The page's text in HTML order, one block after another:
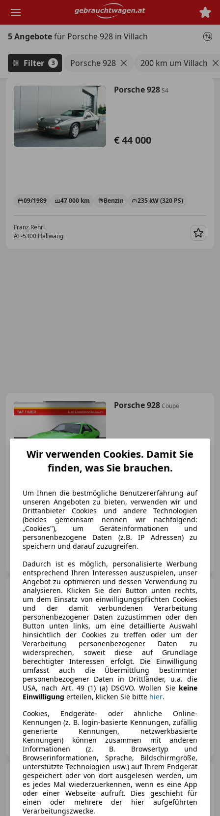
Hauptinhalt
5 Angebotefür Porsche 928 in Villach
Filter 3 Porsche 928 200 km um Villach
Porsche 928S4
€ 44 000
09/1989 47 000 km Benzin 235 kW (320 PS)
Franz Rehrl
AT-5300 Hallwang
Porsche 928Coupe
€ 29 990
07/1979 159 253 km Benzin 177 kW (241 PS)
TAFRENT GmbH
AT-9500 Villach
Porsche 928 S
Aut.,17Zoll,Klima,History,..
€ 19 990
Tirol Cars MP GmbH
AT-6020 Innsbruck
Porsche 928928 GTS Aut.
Wir verwenden Cookies. Damit Sie
finden, was Sie brauchen.
Um Ihnen die bestmögliche Benutzererfahrung auf
unseren Angeboten zu bieten, verwenden wir und
Drittanbieter Cookies und andere Technologien
(beides gemeinsam nennen wir nachfolgend:
„Cookies"), um Geräteinformationen und
personenbezogene Daten (z.B. IP Adressen) zu
speichern und darauf zuzugreifen.
Dadurch ist es möglich, personalisierte Werbung
entsprechend Ihren Interessen auszuspielen, unser
Angebot zu optimieren und dessen Verwendung zu
analysieren. Klicken Sie den Button unten rechts,
um dem Einsatz von einwilligungspflichten Cookies
und der damit verbundenen Verarbeitung
personenbezogener Daten zuzustimmen oder den
Button unten links, um eine detaillierte Auswahl
hinsichtlich der Cookies zu treffen oder um der
Verarbeitung personenbezogener Daten zu
widersprechen, soweit diese auf Grundlage
berechtigter Interessen erfolgt. Die Einwilligung
umfasst auch die Übermittlung bestimmter
personenbezogener Daten in Drittländer, u.a. die
USA, nach Art. 49 (1) (a) DSGVO. Wollen Sie keine
Einwilligung erteilen, klicken Sie bitte hier.
Cookies, Endgeräte- oder ähnliche Online-
Kennungen (z. B. login-basierte Kennungen, zufällig
generierte Kennungen, netzwerkbasierte
Kennungen) können zusammen mit anderen
Informationen (z. B. Browsertyp und
Browserinformationen, Sprache, Bildschirmgröße,
unterstützte Technologien usw.) auf Ihrem Endgerät
gespeichert oder von dort ausgelesen werden, um
es jedes Mal wiederzuerkennen, wenn es eine App
oder einer Webseite aufruft. Dies geschieht für
einen oder mehrere der hier aufgeführten
Verarbeitungszwecke.